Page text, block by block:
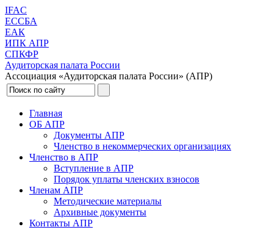
IFAC
ЕССБА
ЕАК
ИПК АПР
СПКФР
Аудиторская палата России
Ассоциация «Аудиторская палата России» (АПР)
Главная
ОБ АПР
Документы АПР
Членство в некоммерческих организациях
Членство в АПР
Вступление в АПР
Порядок уплаты членских взносов
Членам АПР
Методические материалы
Архивные документы
Контакты АПР